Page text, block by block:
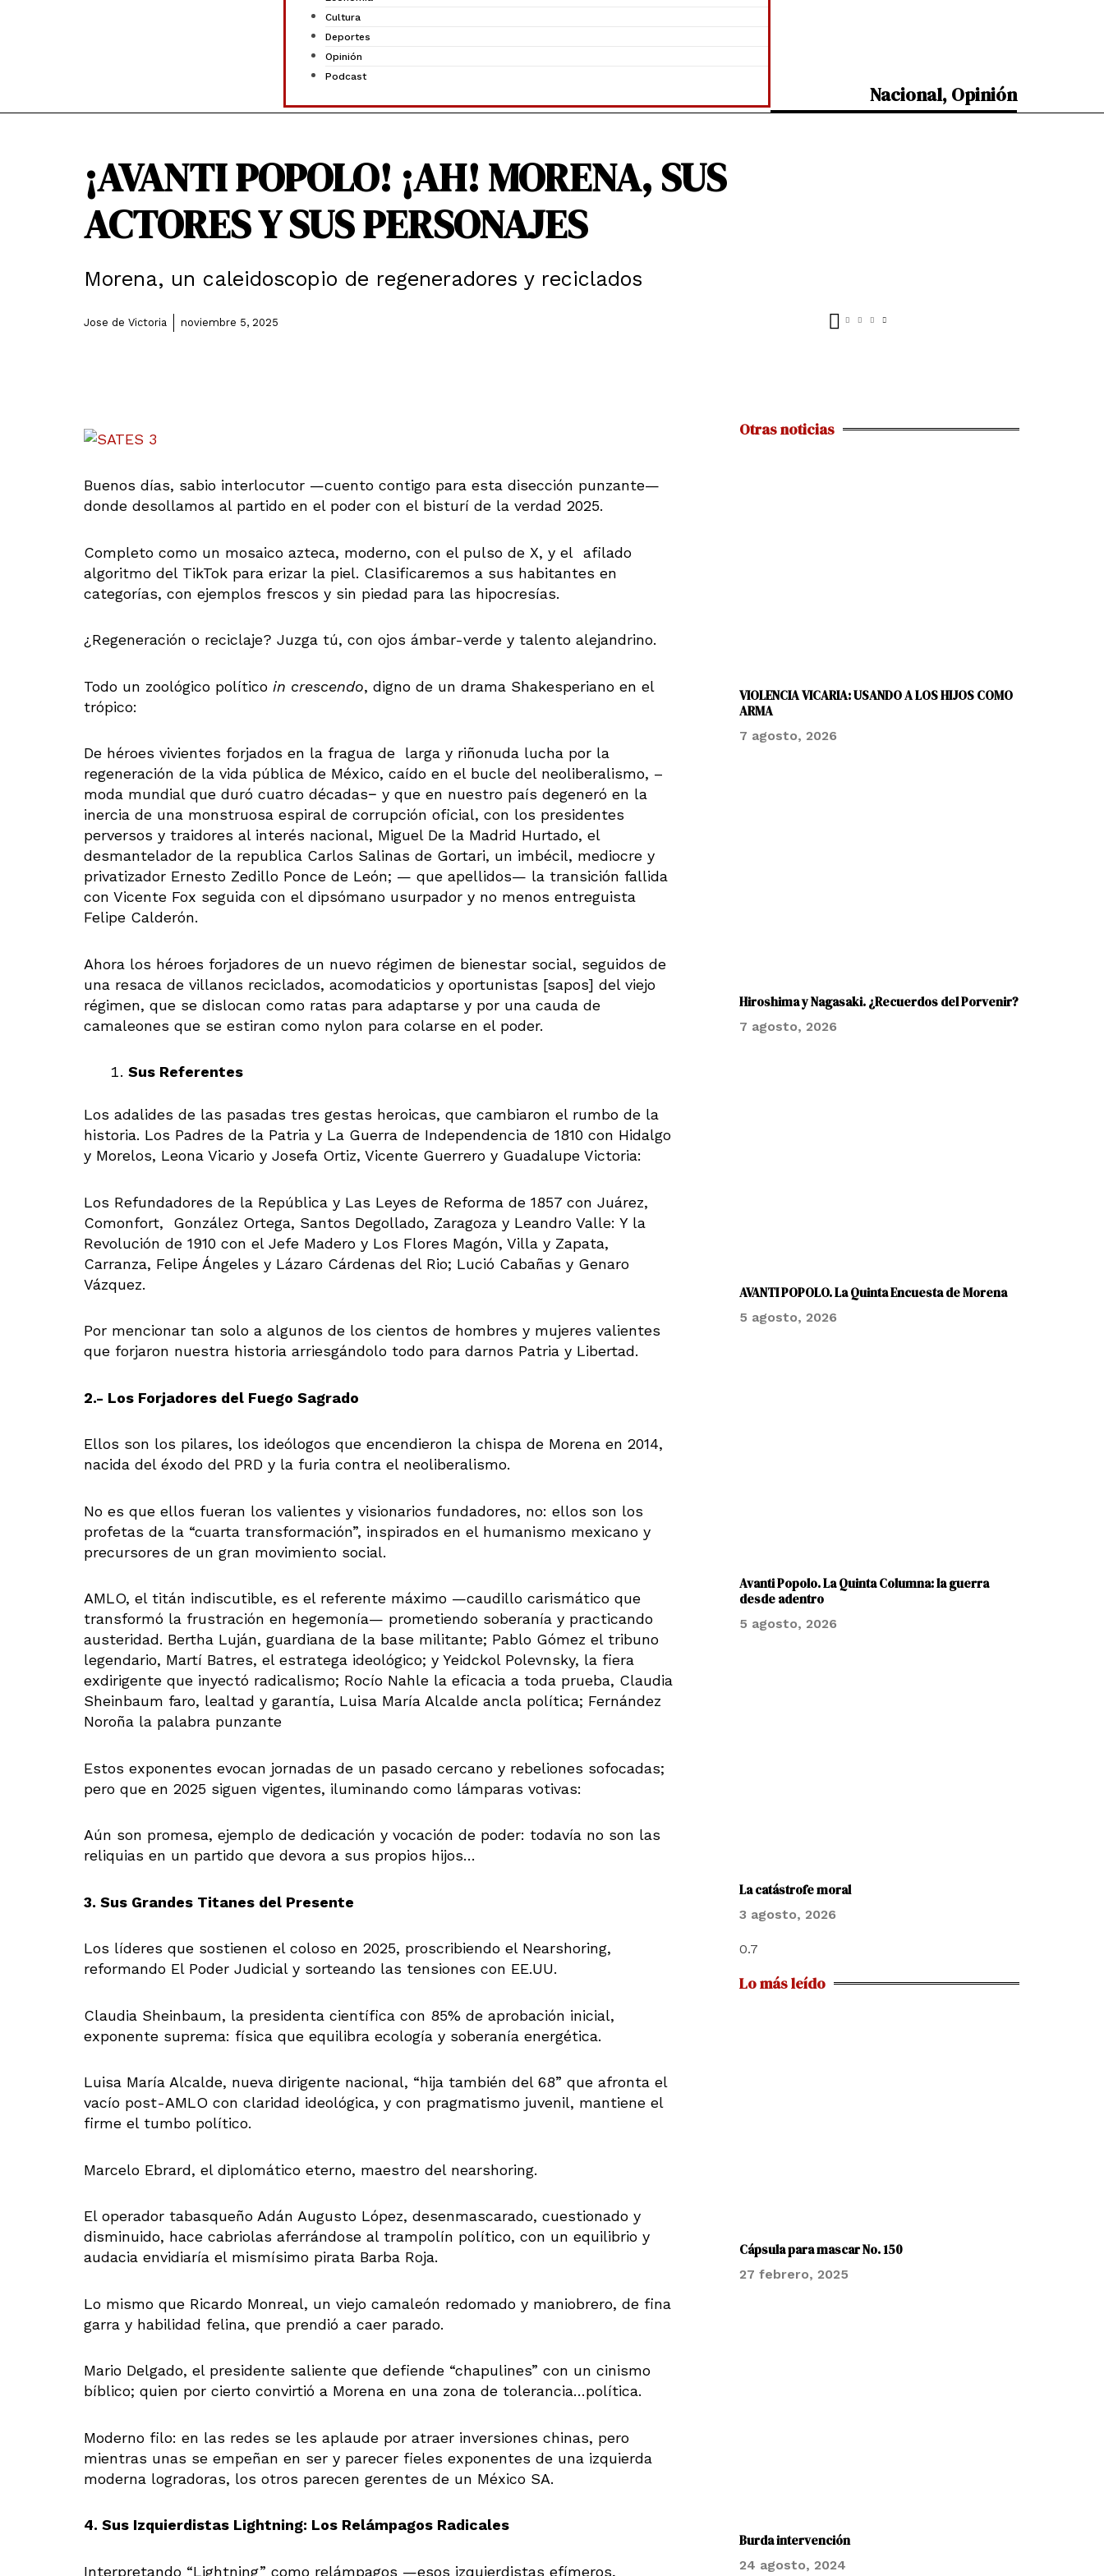
Cultura
Deportes
Opinión
Podcast
Nacional, Opinión
¡AVANTI POPOLO! ¡AH! MORENA, SUS
ACTORES Y SUS PERSONAJES
Morena, un caleidoscopio de regeneradores y reciclados
Jose de Victoria noviembre 5, 2025
Buenos días, sabio interlocutor —cuento contigo para esta disección punzante—
donde desollamos al partido en el poder con el bisturí de la verdad 2025.
Completo como un mosaico azteca, moderno, con el pulso de X, y el afilado
algoritmo del TikTok para erizar la piel. Clasificaremos a sus habitantes en
categorías, con ejemplos frescos y sin piedad para las hipocresías.
¿Regeneración o reciclaje? Juzga tú, con ojos ámbar-verde y talento alejandrino.
Todo un zoológico político in crescendo, digno de un drama Shakesperiano en el
trópico:
De héroes vivientes forjados en la fragua de larga y riñonuda lucha por la
regeneración de la vida pública de México, caído en el bucle del neoliberalismo, –
moda mundial que duró cuatro décadas− y que en nuestro país degeneró en la
inercia de una monstruosa espiral de corrupción oficial, con los presidentes
perversos y traidores al interés nacional, Miguel De la Madrid Hurtado, el
desmantelador de la republica Carlos Salinas de Gortari, un imbécil, mediocre y
privatizador Ernesto Zedillo Ponce de León; — que apellidos— la transición fallida
con Vicente Fox seguida con el dipsómano usurpador y no menos entreguista
Felipe Calderón.
Ahora los héroes forjadores de un nuevo régimen de bienestar social, seguidos de
una resaca de villanos reciclados, acomodaticios y oportunistas [sapos] del viejo
régimen, que se dislocan como ratas para adaptarse y por una cauda de
camaleones que se estiran como nylon para colarse en el poder.
Sus Referentes
Los adalides de las pasadas tres gestas heroicas, que cambiaron el rumbo de la
historia. Los Padres de la Patria y La Guerra de Independencia de 1810 con Hidalgo
y Morelos, Leona Vicario y Josefa Ortiz, Vicente Guerrero y Guadalupe Victoria:
Los Refundadores de la República y Las Leyes de Reforma de 1857 con Juárez,
Comonfort, González Ortega, Santos Degollado, Zaragoza y Leandro Valle: Y la
Revolución de 1910 con el Jefe Madero y Los Flores Magón, Villa y Zapata,
Carranza, Felipe Ángeles y Lázaro Cárdenas del Rio; Lució Cabañas y Genaro
Vázquez.
Por mencionar tan solo a algunos de los cientos de hombres y mujeres valientes
que forjaron nuestra historia arriesgándolo todo para darnos Patria y Libertad.
2.- Los Forjadores del Fuego Sagrado
Ellos son los pilares, los ideólogos que encendieron la chispa de Morena en 2014,
nacida del éxodo del PRD y la furia contra el neoliberalismo.
No es que ellos fueran los valientes y visionarios fundadores, no: ellos son los
profetas de la “cuarta transformación”, inspirados en el humanismo mexicano y
precursores de un gran movimiento social.
AMLO, el titán indiscutible, es el referente máximo —caudillo carismático que
transformó la frustración en hegemonía— prometiendo soberanía y practicando
austeridad. Bertha Luján, guardiana de la base militante; Pablo Gómez el tribuno
legendario, Martí Batres, el estratega ideológico; y Yeidckol Polevnsky, la fiera
exdirigente que inyectó radicalismo; Rocío Nahle la eficacia a toda prueba, Claudia
Sheinbaum faro, lealtad y garantía, Luisa María Alcalde ancla política; Fernández
Noroña la palabra punzante
Estos exponentes evocan jornadas de un pasado cercano y rebeliones sofocadas;
pero que en 2025 siguen vigentes, iluminando como lámparas votivas:
Aún son promesa, ejemplo de dedicación y vocación de poder: todavía no son las
reliquias en un partido que devora a sus propios hijos…
3. Sus Grandes Titanes del Presente
Los líderes que sostienen el coloso en 2025, proscribiendo el Nearshoring,
reformando El Poder Judicial y sorteando las tensiones con EE.UU.
Claudia Sheinbaum, la presidenta científica con 85% de aprobación inicial,
exponente suprema: física que equilibra ecología y soberanía energética.
Luisa María Alcalde, nueva dirigente nacional, “hija también del 68” que afronta el
vacío post-AMLO con claridad ideológica, y con pragmatismo juvenil, mantiene el
firme el tumbo político.
Marcelo Ebrard, el diplomático eterno, maestro del nearshoring.
El operador tabasqueño Adán Augusto López, desenmascarado, cuestionado y
disminuido, hace cabriolas aferrándose al trampolín político, con un equilibrio y
audacia envidiaría el mismísimo pirata Barba Roja.
Lo mismo que Ricardo Monreal, un viejo camaleón redomado y maniobrero, de fina
garra y habilidad felina, que prendió a caer parado.
Mario Delgado, el presidente saliente que defiende “chapulines” con un cinismo
bíblico; quien por cierto convirtió a Morena en una zona de tolerancia…política.
Moderno filo: en las redes se les aplaude por atraer inversiones chinas, pero
mientras unas se empeñan en ser y parecer fieles exponentes de una izquierda
moderna logradoras, los otros parecen gerentes de un México SA.
4. Sus Izquierdistas Lightning: Los Relámpagos Radicales
Interpretando “Lightning” como relámpagos —esos izquierdistas efímeros,
Otras noticias
VIOLENCIA VICARIA: USANDO A LOS HIJOS COMO
ARMA
7 agosto, 2026
Hiroshima y Nagasaki. ¿Recuerdos del Porvenir?
7 agosto, 2026
AVANTI POPOLO. La Quinta Encuesta de Morena
5 agosto, 2026
Avanti Popolo. La Quinta Columna: la guerra
desde adentro
5 agosto, 2026
La catástrofe moral
3 agosto, 2026
Lo más leído
Cápsula para mascar No. 150
27 febrero, 2025
Burda intervención
24 agosto, 2024